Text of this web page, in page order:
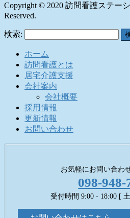
Copyright © 2020 訪問看護ステー
Reserved.
検索:
ホーム
訪問看護とは
居宅介護支援
会社案内
会社概要
採用情報
更新情報
お問い合わせ
お気軽にお問い合わ
098-948-
受付時間 9:00 - 18:00 [